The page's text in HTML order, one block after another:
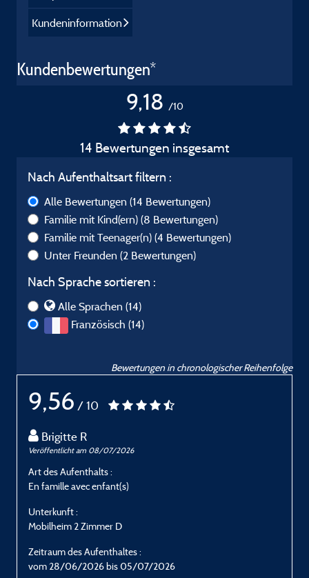
Kundeninformation
Kundenbewertungen*
9,18 /10
14 Bewertungen insgesamt
Nach Aufenthaltsart filtern :
Alle Bewertungen (14 Bewertungen)
Familie mit Kind(ern) (8 Bewertungen)
Familie mit Teenager(n) (4 Bewertungen)
Unter Freunden (2 Bewertungen)
Nach Sprache sortieren :
Alle Sprachen (14)
Französisch (14)
Bewertungen in chronologischer Reihenfolge
9,56 / 10
Brigitte R
Veröffentlicht am 08/07/2026
Art des Aufenthalts :
En famille avec enfant(s)
Unterkunft :
Mobilheim 2 Zimmer D
Zeitraum des Aufenthaltes :
vom 28/06/2026 bis 05/07/2026